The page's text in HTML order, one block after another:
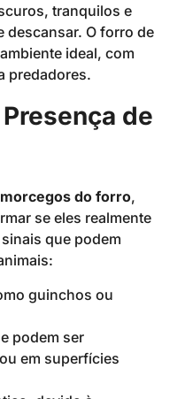
tranquilos e
descansar. O forro de
ideal, com
predadores.
de
do forro,
se eles realmente
que podem
guinchos ou
podem ser
em superfícies